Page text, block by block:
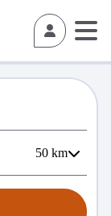
50 km